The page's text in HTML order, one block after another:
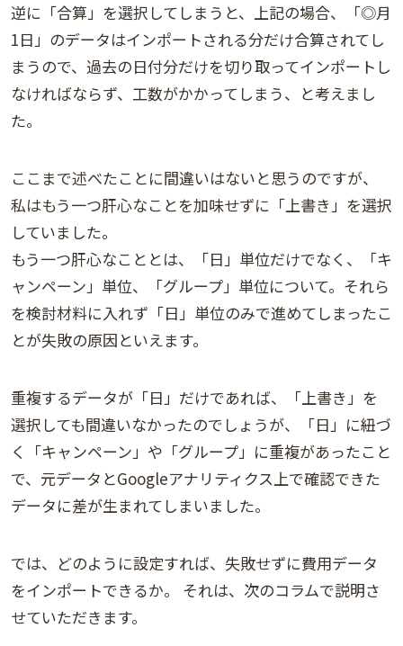
逆に「合算」を選択してしまうと、上記の場合、「◎月
1日」のデータはインポートされる分だけ合算されてし
まうので、過去の日付分だけを切り取ってインポートし
なければならず、工数がかかってしまう、と考えまし
た。
ここまで述べたことに間違いはないと思うのですが、
私はもう一つ肝心なことを加味せずに「上書き」を選択
していました。
もう一つ肝心なこととは、「日」単位だけでなく、「キ
ャンペーン」単位、「グループ」単位について。それら
を検討材料に入れず「日」単位のみで進めてしまったこ
とが失敗の原因といえます。
重複するデータが「日」だけであれば、「上書き」を
選択しても間違いなかったのでしょうが、「日」に紐づ
く「キャンペーン」や「グループ」に重複があったこと
で、元データとGoogleアナリティクス上で確認できた
データに差が生まれてしまいました。
では、どのように設定すれば、失敗せずに費用データ
をインポートできるか。 それは、次のコラムで説明さ
せていただきます。